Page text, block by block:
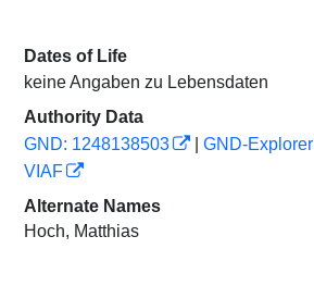
Dates of Life
keine Angaben zu Lebensdaten
Authority Data
GND: 1248138503
GND-Explorer
VIAF
Alternate Names
Hoch, Matthias